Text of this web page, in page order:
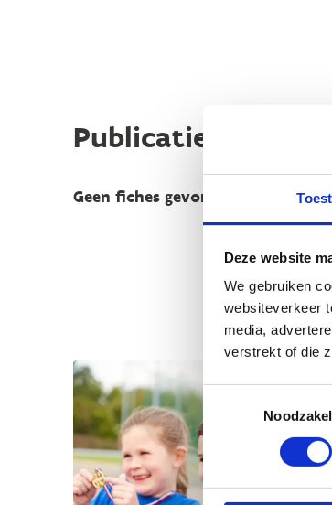
Deze website
We gebruiken
websiteverkeer
media,
verstrekt of die
Toestemmingsselectie
Publicaties
Geen fiches gevonden.